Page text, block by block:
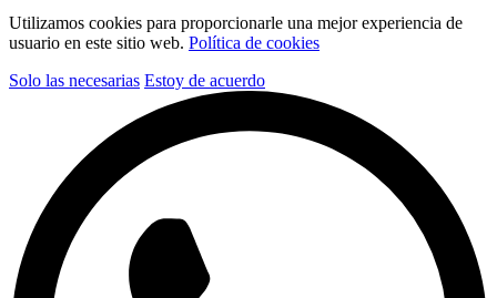
Utilizamos cookies para proporcionarle una mejor experiencia de
usuario en este sitio web. Política de cookies
Solo las necesarias Estoy de acuerdo